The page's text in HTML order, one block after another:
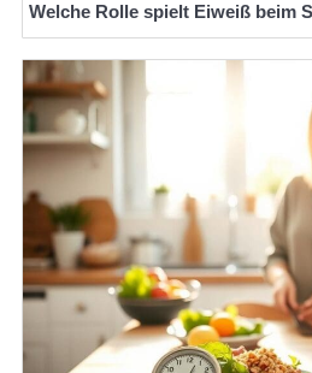
Welche Rolle spielt Eiweiß beim